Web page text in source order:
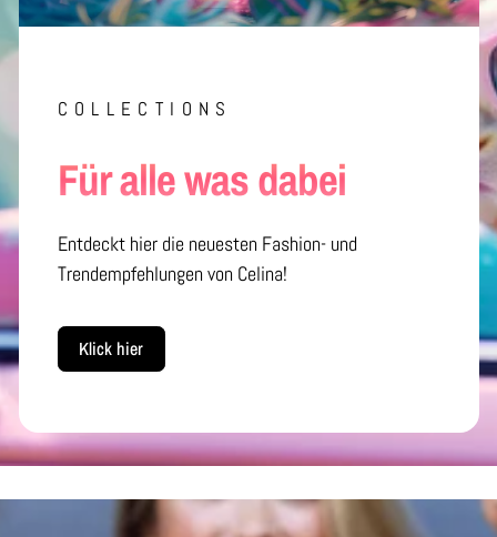
COLLECTIONS
Für alle was dabei
Entdeckt hier die neuesten Fashion- und
Trendempfehlungen von Celina!
Klick hier